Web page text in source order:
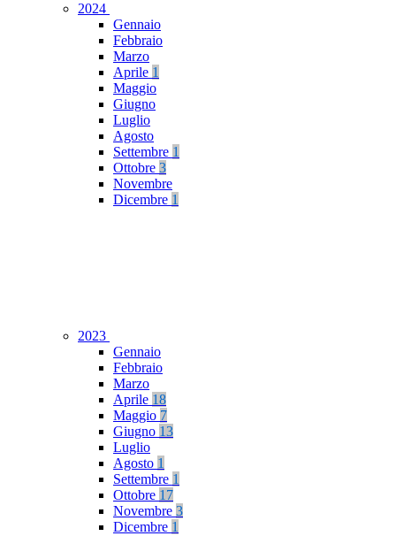
2024
Gennaio
Febbraio
Marzo
Aprile 1
Maggio
Giugno
Luglio
Agosto
Settembre 1
Ottobre 3
Novembre
Dicembre 1
2023
Gennaio
Febbraio
Marzo
Aprile 18
Maggio 7
Giugno 13
Luglio
Agosto 1
Settembre 1
Ottobre 17
Novembre 3
Dicembre 1